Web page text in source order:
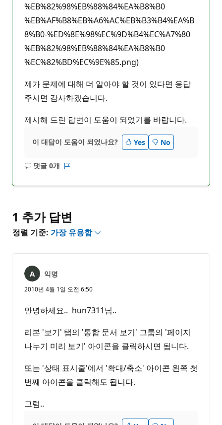
%EB%82%98%EB%88%84%EA%B8%B0
%EB%AF%B8%EB%A6%AC%EB%B3%B4%EA%B
8%B0-%ED%8E%98%EC%9D%B4%EC%A7%80
%EB%82%98%EB%88%84%EA%B8%B0
%EC%82%BD%EC%9E%85.png)
제가 문제에 대해 더 알아야 할 것이 있다면 응답
주시면 감사하겠습니다.
제시해 드린 답변이 도움이 되었기를 바랍니다.
이 대답이 도움이 되었나요? Yes No
댓글 0개
설
1 추가 답변
정렬 기준: 가장 유용함
익명
2010년 4월 1일 오전 6:50
안녕하세요.. hun7311님..
리본 '보기' 탭의 '통합 문서 보기' 그룹의 '페이지
나누기 미리 보기' 아이콘을 클릭하시면 됩니다.
또는 '상태 표시줄'에서 '확대/축소' 아이콘 왼쪽 첫
번째 아이콘을 클릭해도 됩니다.
그럼..